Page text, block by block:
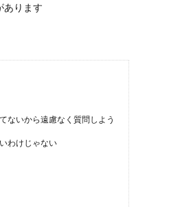
あります
ないから遠慮なく質問しよう
わけじゃない